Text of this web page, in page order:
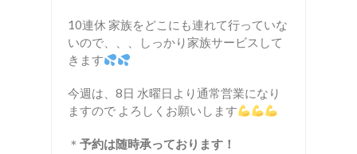
10連休 家族をどこにも連れて行っていな
いので、、、しっかり家族サービスして
きます
今週は、8日 水曜日より通常営業になり
ますので よろしくお願いします
＊ 予約は随時承っております！